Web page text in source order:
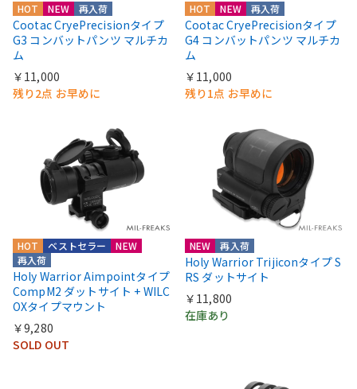
HOT NEW 再入荷
Cootac CryePrecisionタイプ
G3 コンバットパンツ マルチカ
ム
￥11,000
残り2点 お早めに
HOT NEW 再入荷
Cootac CryePrecisionタイプ
G4 コンバットパンツ マルチカ
ム
￥11,000
残り1点 お早めに
HOT
NEW
再入荷
ベストセラー
Holy Warrior Aimpointタイプ
CompM2 ダットサイト + WILC
OXタイプマウント
￥9,280
SOLD OUT
NEW 再入荷
Holy Warrior Trijiconタイプ S
RS ダットサイト
￥11,800
在庫あり